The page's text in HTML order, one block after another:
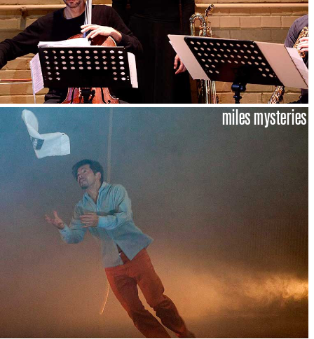
miles mysteries